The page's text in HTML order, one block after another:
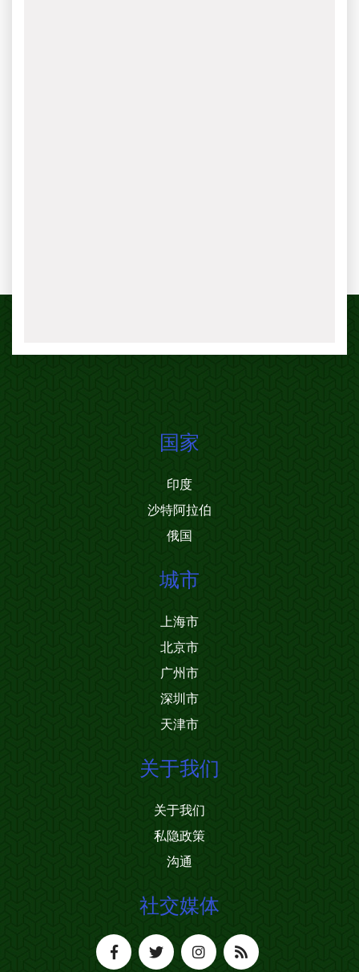
国家
印度
沙特阿拉伯
俄国
城市
上海市
北京市
广州市
深圳市
天津市
关于我们
关于我们
私隐政策
沟通
社交媒体